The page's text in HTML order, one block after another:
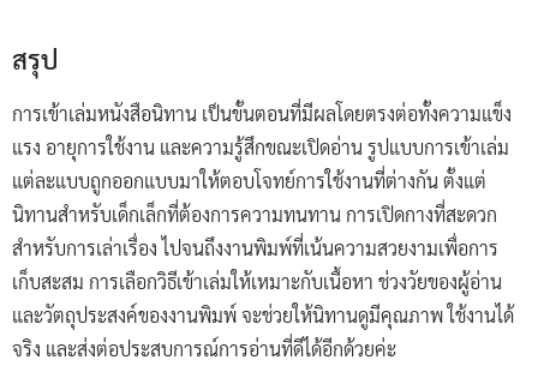
สรุป
การเข้าเล่มหนังสือนิทาน เป็นขั้นตอนที่มีผลโดยตรงต่อทั้งความแข็ง
แรง อายุการใช้งาน และความรู้สึกขณะเปิดอ่าน รูปแบบการเข้าเล่ม
แต่ละแบบถูกออกแบบมาให้ตอบโจทย์การใช้งานที่ต่างกัน ตั้งแต่
นิทานสำหรับเด็กเล็กที่ต้องการความทนทาน การเปิดกางที่สะดวก
สำหรับการเล่าเรื่อง ไปจนถึงงานพิมพ์ที่เน้นความสวยงามเพื่อการ
เก็บสะสม การเลือกวิธีเข้าเล่มให้เหมาะกับเนื้อหา ช่วงวัยของผู้อ่าน
และวัตถุประสงค์ของงานพิมพ์ จะช่วยให้นิทานดูมีคุณภาพ ใช้งานได้
จริง และส่งต่อประสบการณ์การอ่านที่ดีได้อีกด้วยค่ะ